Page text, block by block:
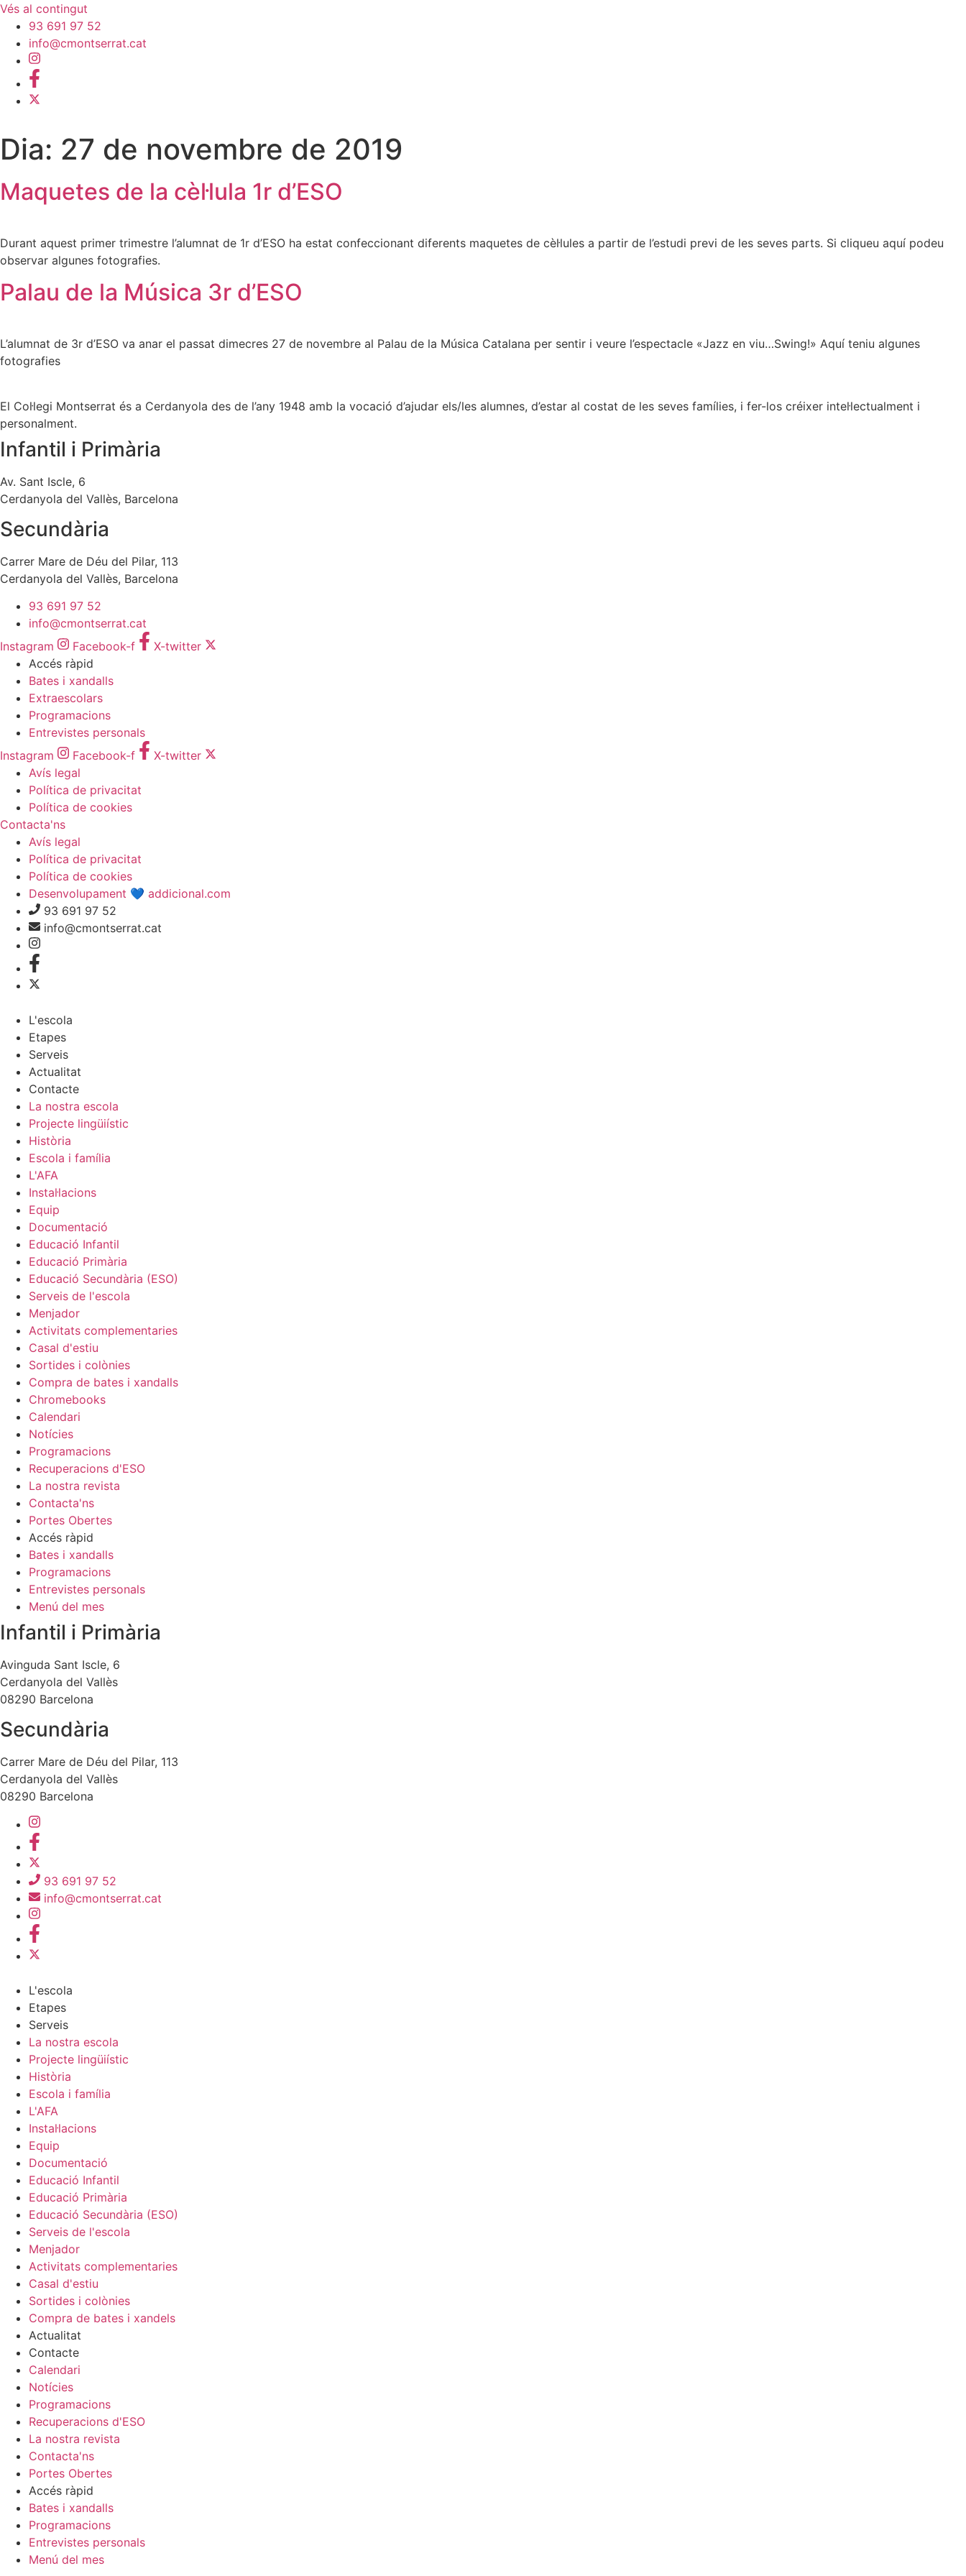
Vés al contingut
93 691 97 52
info@cmontserrat.cat
Dia: 27 de novembre de 2019
Maquetes de la cèl·lula 1r d’ESO
Durant aquest primer trimestre l’alumnat de 1r d’ESO ha estat confeccionant diferents maquetes de cèl·lules a partir de l’estudi previ de les seves parts. Si cliqueu aquí podeu
observar algunes fotografies.
Palau de la Música 3r d’ESO
L’alumnat de 3r d’ESO va anar el passat dimecres 27 de novembre al Palau de la Música Catalana per sentir i veure l’espectacle «Jazz en viu…Swing!» Aquí teniu algunes
fotografies
El Col·legi Montserrat és a Cerdanyola des de l’any 1948 amb la vocació d’ajudar els/les alumnes, d’estar al costat de les seves famílies, i fer-los créixer intel·lectualment i
personalment.
Infantil i Primària
Av. Sant Iscle, 6
Cerdanyola del Vallès, Barcelona
Secundària
Carrer Mare de Déu del Pilar, 113
Cerdanyola del Vallès, Barcelona
93 691 97 52
info@cmontserrat.cat
Instagram
Facebook-f
X-twitter
Accés ràpid
Bates i xandalls
Extraescolars
Programacions
Entrevistes personals
Instagram
Facebook-f
X-twitter
Avís legal
Política de privacitat
Política de cookies
Contacta'ns
Avís legal
Política de privacitat
Política de cookies
Desenvolupament 💙 addicional.com
93 691 97 52
info@cmontserrat.cat
L'escola
Etapes
Serveis
Actualitat
Contacte
La nostra escola
Projecte lingüiístic
Història
Escola i família
L'AFA
Instal·lacions
Equip
Documentació
Educació Infantil
Educació Primària
Educació Secundària (ESO)
Serveis de l'escola
Menjador
Activitats complementaries
Casal d'estiu
Sortides i colònies
Compra de bates i xandalls
Chromebooks
Calendari
Notícies
Programacions
Recuperacions d'ESO
La nostra revista
Contacta'ns
Portes Obertes
Accés ràpid
Bates i xandalls
Programacions
Entrevistes personals
Menú del mes
Infantil i Primària
Avinguda Sant Iscle, 6
Cerdanyola del Vallès
08290 Barcelona
Secundària
Carrer Mare de Déu del Pilar, 113
Cerdanyola del Vallès
08290 Barcelona
93 691 97 52
info@cmontserrat.cat
L'escola
Etapes
Serveis
La nostra escola
Projecte lingüiístic
Història
Escola i família
L'AFA
Instal·lacions
Equip
Documentació
Educació Infantil
Educació Primària
Educació Secundària (ESO)
Serveis de l'escola
Menjador
Activitats complementaries
Casal d'estiu
Sortides i colònies
Compra de bates i xandels
Actualitat
Contacte
Calendari
Notícies
Programacions
Recuperacions d'ESO
La nostra revista
Contacta'ns
Portes Obertes
Accés ràpid
Bates i xandalls
Programacions
Entrevistes personals
Menú del mes